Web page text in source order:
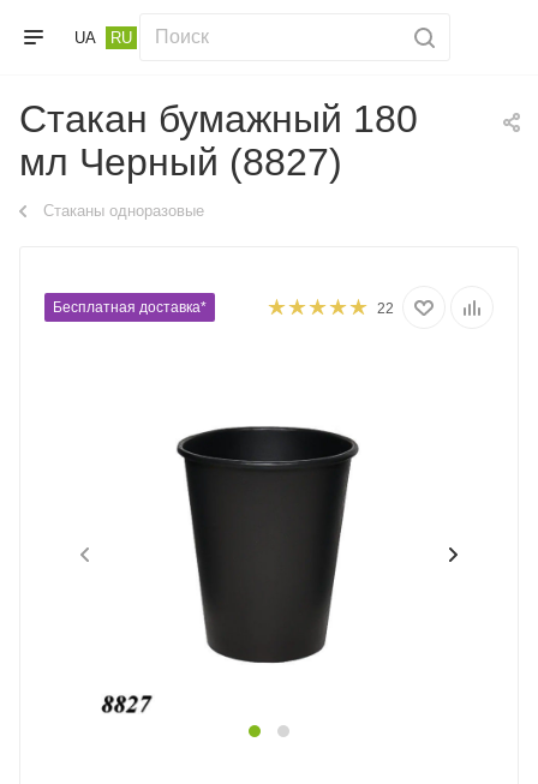
UA RU
Стакан бумажный 180
мл Черный (8827)
Стаканы одноразовые
Бесплатная доставка* 22